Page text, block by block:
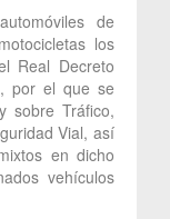
de
los
Real Decreto
por el que se
sobre Tráfico,
Vial, así
en dicho
vehículos